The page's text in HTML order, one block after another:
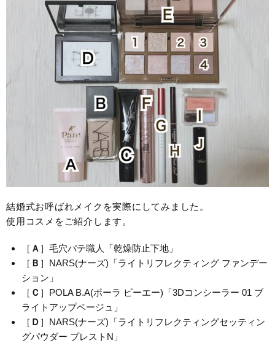
結婚式お呼ばれメイクを実際にしてみました。
使用コスメをご紹介します。
［ Ａ ］毛穴パテ職人「乾燥防止下地」
［ Ｂ ］NARS(ナーズ)「ライトリフレクティング ファンデー
ション」
［ Ｃ ］POLA B.A(ポーラ ビーエー)「3Dコンシーラー 01 ブ
ライトアップベージュ」
［ Ｄ ］NARS(ナーズ)「ライトリフレクティングセッティン
グパウダー プレストN」